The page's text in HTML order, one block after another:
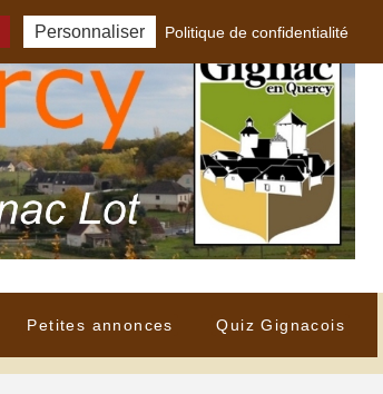
Petites annonces Quiz Gignacois
Personnaliser Politique de confidentialité